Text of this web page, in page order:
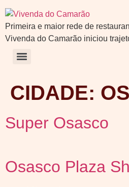
Primeira e maior rede de
Vivenda do Camarão iniciou
CIDADE:
Super Osasco
Osasco Plaza